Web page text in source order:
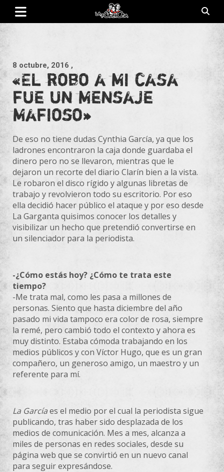
Saltar
contenido
8 octubre, 2016 ,
«El robo a mi casa
fue un mensaje
mafioso»
De eso no tiene dudas Cynthia García, ya que los
ladrones encontraron la caja donde guardaba el
dinero pero no se llevaron, mientras que le
dejaron un recorte del diario Clarín bien a la vista.
Le robaron el disco rígido y algunas libretas de
trabajo y revolvieron todo su escritorio. Por eso
ella decidió hacer público el ataque y por eso desde
La Garganta quisimos conocer los detalles y
visibilizar un hecho que pretendió convertirse en
un silenciador para la periodista.
-¿Cómo estás hoy? ¿Cómo te trata este
tiempo?
-Me trata mal, como les pasa a millones de
personas. Siento que hasta diciembre del año
pasado mi vida tampoco era color de rosa, siempre
la remé, pero cambió todo el contexto y ahora es
muy distinto. Estaba cómoda trabajando en los
medios públicos y con Víctor Hugo, que es un gran
compañero, un generoso amigo, un maestro y un
referente para mí.
La Garcíaes el medio por el cual la periodista sigue
publicando, tras haber sido desplazada de los
medios de comunicación. Mes a mes, alcanza a
miles de personas en redes sociales, desde su
página web que se convirtió en un nuevo canal
para seguir expresándose.